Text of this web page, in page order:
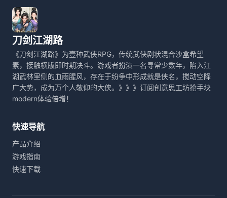
刀剑江湖路
《刀剑江湖路》为壹种武侠RPG，传统武侠剧状混合沙盒希望
素，接触横版即时期决斗。游戏者扮演一名寻常少数年，陷入江
湖武林里侧的血雨腥风，存在于纷争中形成就是侠名，搅动空降
广大势，成为万个人敬仰的大侠。》》》订阅创意思工坊抢手块
modern体验倍增！
快速导航
产品介绍
游戏指南
快速下载